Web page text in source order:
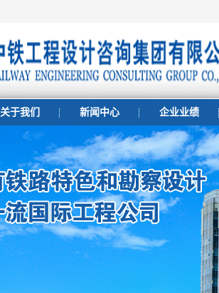
关于我们 新闻中心 企业业绩